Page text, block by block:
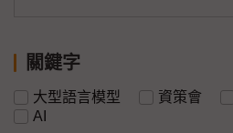
關鍵字
大型語言模型 資策會
AI